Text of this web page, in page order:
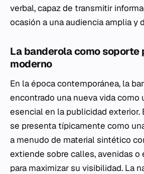
verbal, capaz de transmitir
ocasión a una audiencia amplia y
La banderola como
moderno
En la época contemporánea, la
encontrado una nueva vida como
esencial en la publicidad exterior.
se presenta típicamente como
a menudo de material sintético
extiende sobre calles, avenidas o
para maximizar su visibilidad. La